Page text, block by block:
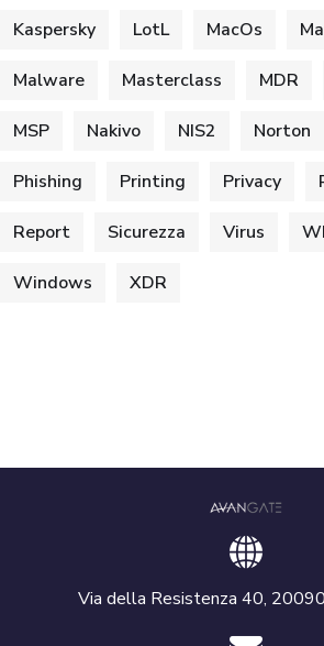
Kaspersky LotL MacOs
Malware Masterclass MDR
MSP Nakivo NIS2 Norton
Phishing Printing Privacy
Report Sicurezza Virus
Windows XDR
Via della Resistenza 40,